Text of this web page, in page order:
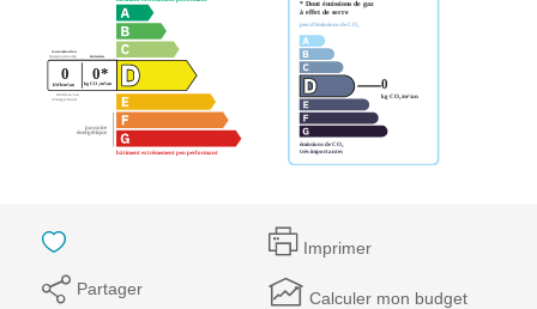
Imprimer
Partager Calculer mon budget